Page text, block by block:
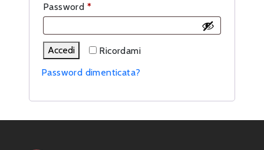
Password *Richiesto
Ricordami
Accedi
Password dimenticata?